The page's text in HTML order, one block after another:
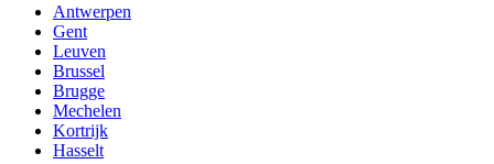
Antwerpen
Gent
Leuven
Brussel
Brugge
Mechelen
Kortrijk
Hasselt